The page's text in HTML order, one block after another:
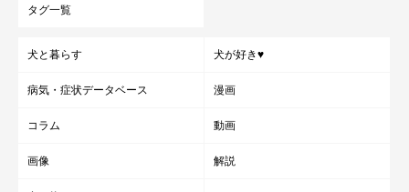
タグ一覧
犬と暮らす 犬が好き♥
病気・症状データベース 漫画
コラム 動画
画像 解説